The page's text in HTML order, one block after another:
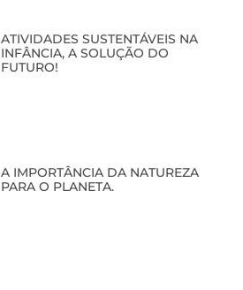
ATIVIDADES SUSTENTÁVEIS NA
INFÂNCIA, A SOLUÇÃO DO
FUTURO!
A IMPORTÂNCIA DA NATUREZA
PARA O PLANETA.